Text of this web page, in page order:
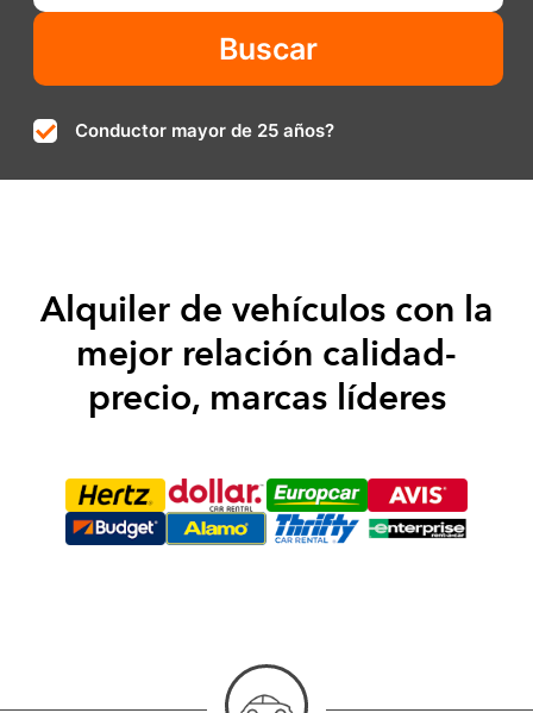
Conductor mayor de 25 años?
Alquiler de vehículos con la
mejor relación calidad-
precio, marcas líderes